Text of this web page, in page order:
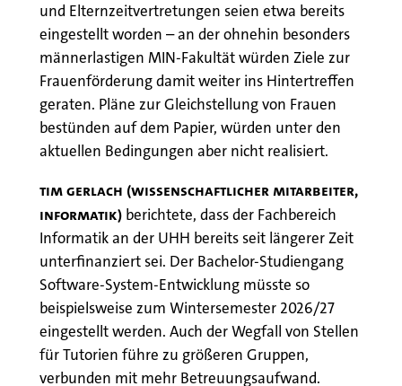
und Elternzeitvertretungen seien etwa bereits
eingestellt worden – an der ohnehin besonders
männerlastigen MIN-Fakultät würden Ziele zur
Frauenförderung damit weiter ins Hintertreffen
geraten. Pläne zur Gleichstellung von Frauen
bestünden auf dem Papier, würden unter den
aktuellen Bedingungen aber nicht realisiert.
Tim Gerlach (wissenschaftlicher Mitarbeiter,
Informatik) berichtete, dass der Fachbereich
Informatik an der UHH bereits seit längerer Zeit
unterfinanziert sei. Der Bachelor-Studiengang
Software-System-Entwicklung müsste so
beispielsweise zum Wintersemester 2026/27
eingestellt werden. Auch der Wegfall von Stellen
für Tutorien führe zu größeren Gruppen,
verbunden mit mehr Betreuungsaufwand.